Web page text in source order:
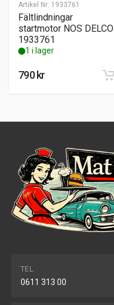
Artikel Nr: 1933761
Fältlindningar
startmotor NOS DELCO
1933761
1 i lager
790kr
TEL.
0611 313 00